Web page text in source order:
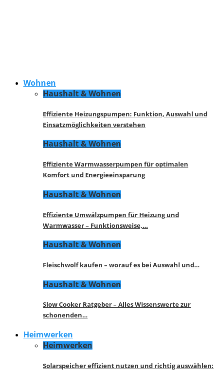
Wohnen
Haushalt & Wohnen
Effiziente Heizungspumpen: Funktion, Auswahl und
Einsatzmöglichkeiten verstehen
Haushalt & Wohnen
Effiziente Warmwasserpumpen für optimalen
Komfort und Energieeinsparung
Haushalt & Wohnen
Effiziente Umwälzpumpen für Heizung und
Warmwasser – Funktionsweise,…
Haushalt & Wohnen
Fleischwolf kaufen – worauf es bei Auswahl und…
Haushalt & Wohnen
Slow Cooker Ratgeber – Alles Wissenswerte zur
schonenden…
Heimwerken
Heimwerken
Solarspeicher effizient nutzen und richtig auswählen: